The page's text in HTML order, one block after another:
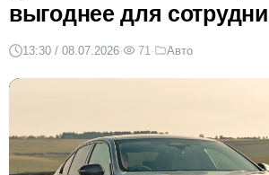
выгоднее для
13:30 / 08.07.2026· 71 · Авто